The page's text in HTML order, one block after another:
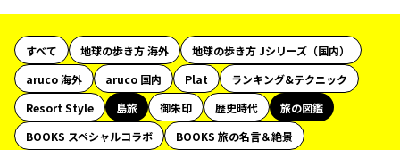
すべて 地球の歩き方 海外
地球の歩き方 Jシリーズ（国内）
aruco 海外
aruco 国内 Plat
ランキング&テクニック
Resort Style
島旅 御朱印 歴史時代
旅の図鑑
BOOKS スペシャルコラボ
BOOKS 旅の名言＆絶景